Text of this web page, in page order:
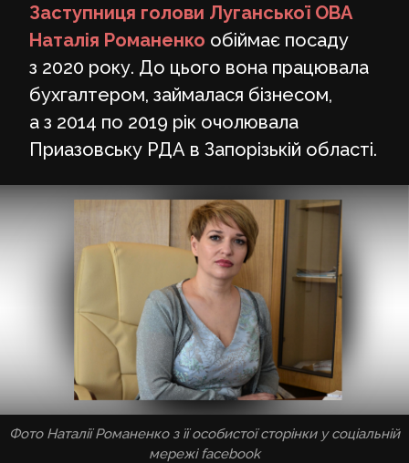
Заступниця голови Луганської ОВА
Наталія Романенко обіймає посаду
з 2020 року. До цього вона працювала
бухгалтером, займалася бізнесом,
а з 2014 по 2019 рік очолювала
Приазовську РДА в Запорізькій області.
Фото Наталії Романенко з її особистої сторінки у соціальній
мережі facebook